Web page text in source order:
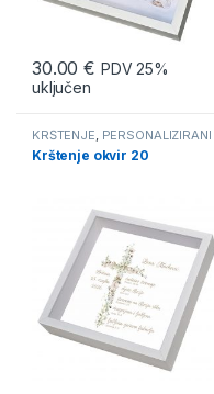
30.00€ PDV 25%
uključen
KRŠTENJE, PERSONALIZIRANI
FOTO POKLONI Personalizirani
okviri,Pokloni za krštenje
Krštenje okvir 20